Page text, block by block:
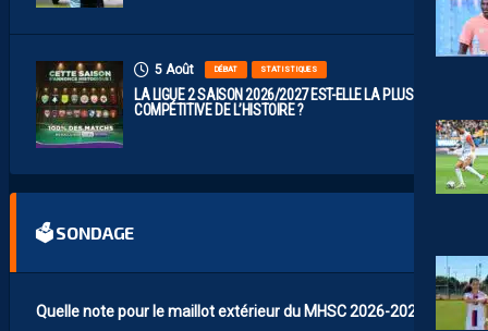
5 Août DÉBAT STATISTIQUES
LA LIGUE 2 SAISON 2026/2027 EST-ELLE LA PLUS
COMPÉTITIVE DE L’HISTOIRE ?
🗳 SONDAGE
Quelle note pour le maillot extérieur du MHSC 2026-2027 ?